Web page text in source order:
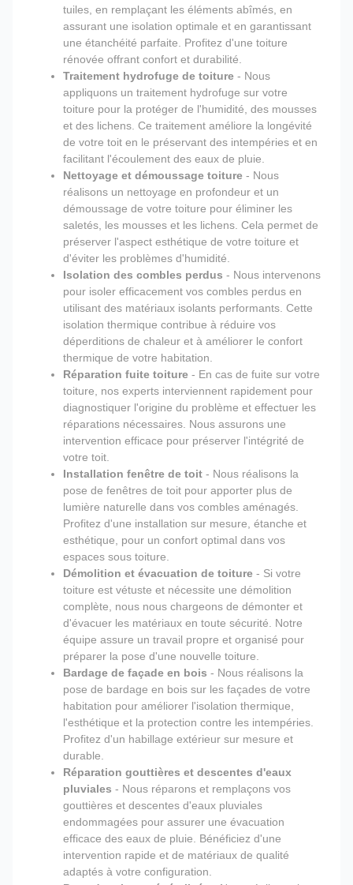
tuiles, en remplaçant les éléments abîmés, en
assurant une isolation optimale et en garantissant
une étanchéité parfaite. Profitez d'une toiture
rénovée offrant confort et durabilité.
Traitement hydrofuge de toiture - Nous
appliquons un traitement hydrofuge sur votre
toiture pour la protéger de l'humidité, des mousses
et des lichens. Ce traitement améliore la longévité
de votre toit en le préservant des intempéries et en
facilitant l'écoulement des eaux de pluie.
Nettoyage et démoussage toiture - Nous
réalisons un nettoyage en profondeur et un
démoussage de votre toiture pour éliminer les
saletés, les mousses et les lichens. Cela permet de
préserver l'aspect esthétique de votre toiture et
d'éviter les problèmes d'humidité.
Isolation des combles perdus - Nous intervenons
pour isoler efficacement vos combles perdus en
utilisant des matériaux isolants performants. Cette
isolation thermique contribue à réduire vos
déperditions de chaleur et à améliorer le confort
thermique de votre habitation.
Réparation fuite toiture - En cas de fuite sur votre
toiture, nos experts interviennent rapidement pour
diagnostiquer l'origine du problème et effectuer les
réparations nécessaires. Nous assurons une
intervention efficace pour préserver l'intégrité de
votre toit.
Installation fenêtre de toit - Nous réalisons la
pose de fenêtres de toit pour apporter plus de
lumière naturelle dans vos combles aménagés.
Profitez d'une installation sur mesure, étanche et
esthétique, pour un confort optimal dans vos
espaces sous toiture.
Démolition et évacuation de toiture - Si votre
toiture est vétuste et nécessite une démolition
complète, nous nous chargeons de démonter et
d'évacuer les matériaux en toute sécurité. Notre
équipe assure un travail propre et organisé pour
préparer la pose d'une nouvelle toiture.
Bardage de façade en bois - Nous réalisons la
pose de bardage en bois sur les façades de votre
habitation pour améliorer l'isolation thermique,
l'esthétique et la protection contre les intempéries.
Profitez d'un habillage extérieur sur mesure et
durable.
Réparation gouttières et descentes d'eaux
pluviales - Nous réparons et remplaçons vos
gouttières et descentes d'eaux pluviales
endommagées pour assurer une évacuation
efficace des eaux de pluie. Bénéficiez d'une
intervention rapide et de matériaux de qualité
adaptés à votre configuration.